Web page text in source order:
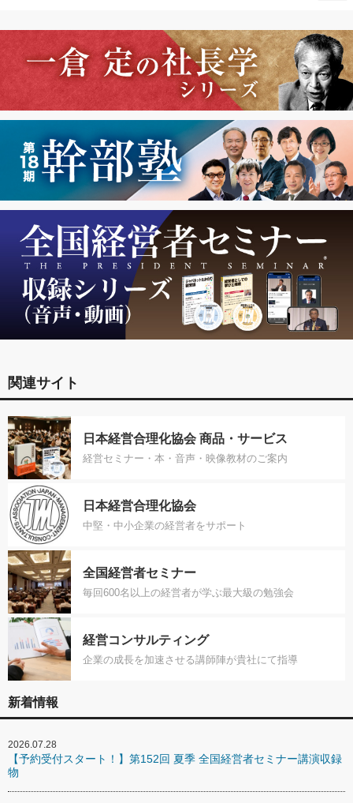
関連サイト
日本経営合理化協会 商品・サービス
経営セミナー・本・音声・映像教材のご案内
日本経営合理化協会
中堅・中小企業の経営者をサポート
全国経営者セミナー
毎回600名以上の経営者が学ぶ最大級の勉強会
経営コンサルティング
企業の成長を加速させる講師陣が貴社にて指導
新着情報
2026.07.28
【予約受付スタート！】第152回 夏季 全国経営者セミナー講演収録
物